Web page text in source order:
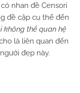
nhan đề Censori
đề cập cụ thể đến
không thể quan hệ
là liên quan đến
đẹp này.